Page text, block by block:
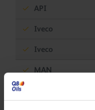
API
Iveco
Iveco
MAN